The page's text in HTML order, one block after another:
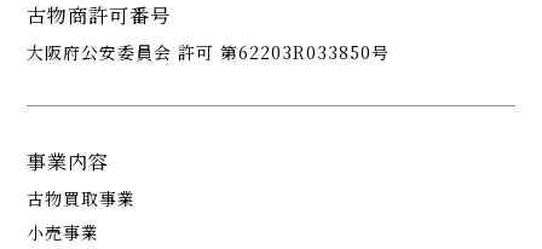
古物商許可番号
大阪府公安委員会 許可 第62203R033850号
事業内容
古物買取事業
​​​​​小売事業